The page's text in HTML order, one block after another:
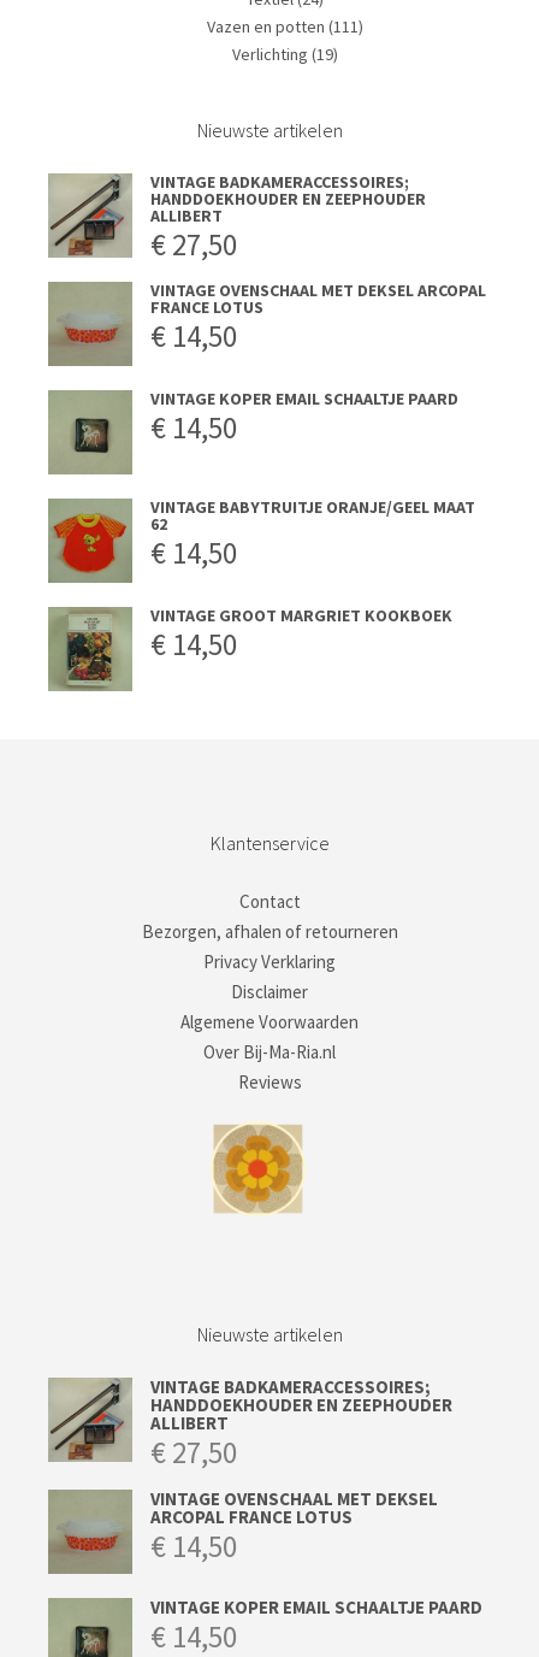
Vazen en potten (111)
Verlichting (19)
Nieuwste artikelen
VINTAGE BADKAMERACCESSOIRES;
HANDDOEKHOUDER EN ZEEPHOUDER
ALLIBERT
€27,50
VINTAGE OVENSCHAAL MET DEKSEL ARCOPAL
FRANCE LOTUS
€ 14,50
VINTAGE KOPER EMAIL SCHAALTJE PAARD
€ 14,50
VINTAGE BABYTRUITJE ORANJE/GEEL MAAT
62
€ 14,50
VINTAGE GROOT MARGRIET KOOKBOEK
€ 14,50
Klantenservice
Contact
Bezorgen, afhalen of retourneren
Privacy Verklaring
Disclaimer
Algemene Voorwaarden
Over Bij-Ma-Ria.nl
Reviews
Nieuwste artikelen
VINTAGE BADKAMERACCESSOIRES;
HANDDOEKHOUDER EN ZEEPHOUDER
ALLIBERT
€27,50
VINTAGE OVENSCHAAL MET DEKSEL
ARCOPAL FRANCE LOTUS
€ 14,50
VINTAGE KOPER EMAIL SCHAALTJE PAARD
€ 14,50